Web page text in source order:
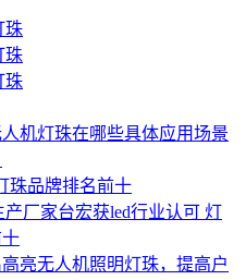
珠
珠
珠
机灯珠在哪些具体应用场景
珠品牌排名前十
产厂家台宏获led行业认可 灯
亮无人机照明灯珠，提高户